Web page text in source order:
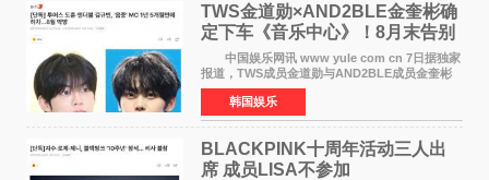
TWS金道勋×AND2BLE金奎彬确
定下车《音乐中心》！8月末告别
MC席位
中国娱乐网讯 www yule com cn 7日据独家
报道，TWS成员金道勋与AND2BLE成员金奎彬
将于8月离开《音乐中心》MC的位置。 金道
勋与金奎彬于去年3月与H2H A-NA一起被选为
《音乐中心》MC，约1
韩国娱乐
BLACKPINK十周年活动三人出
席 成员LISA不参加